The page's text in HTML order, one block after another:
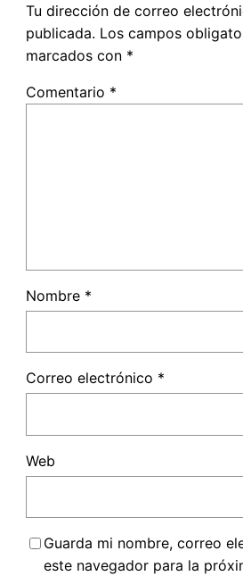
Tu dirección de correo
publicada. Los campos
marcados con *
Comentario *
Nombre *
Correo electrónico *
Web
Guarda mi nombre, correo
este navegador para la